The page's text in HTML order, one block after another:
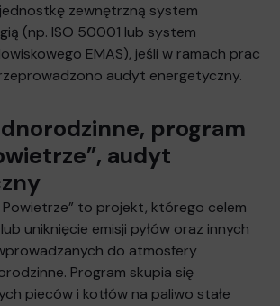
zewnętrzną system
(np. ISO 50001 lub system
EMAS), jeśli w ramach prac
audyt energetyczny.
program
audyt
Powietrze” to projekt, którego celem
uniknięcie emisji pyłów oraz innych
do atmosfery
Program skupia się
pieców i kotłów na paliwo stałe